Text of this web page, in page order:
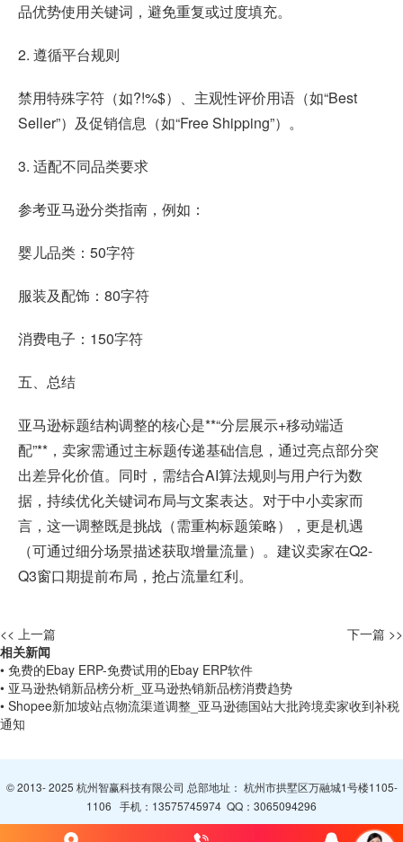
品优势使用关键词，避免重复或过度填充。
2. 遵循平台规则
禁用特殊字符（如?!%$）、主观性评价用语（如“Best
Seller”）及促销信息（如“Free Shipping”）。
3. 适配不同品类要求
参考亚马逊分类指南，例如：
婴儿品类：50字符
服装及配饰：80字符
消费电子：150字符
五、总结
亚马逊标题结构调整的核心是**“分层展示+移动端适
配”**，卖家需通过主标题传递基础信息，通过亮点部分突
出差异化价值。同时，需结合AI算法规则与用户行为数
据，持续优化关键词布局与文案表达。对于中小卖家而
言，这一调整既是挑战（需重构标题策略），更是机遇
（可通过细分场景描述获取增量流量）。建议卖家在Q2-
Q3窗口期提前布局，抢占流量红利。
<< 上一篇
下一篇 >>
相关新闻
• 免费的Ebay ERP-免费试用的Ebay ERP软件
• 亚马逊热销新品榜分析_亚马逊热销新品榜消费趋势
• Shopee新加坡站点物流渠道调整_亚马逊德国站大批跨境卖家收到补税
通知
© 2013- 2025 杭州智赢科技有限公司 总部地址： 杭州市拱墅区万融城1号楼1105-
1106 手机： 13575745974 QQ： 3065094296